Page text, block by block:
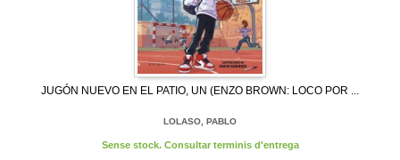
JUGÓN NUEVO EN EL PATIO, UN (ENZO BROWN: LOCO POR ...
LOLASO, PABLO
Sense stock. Consultar terminis d'entrega